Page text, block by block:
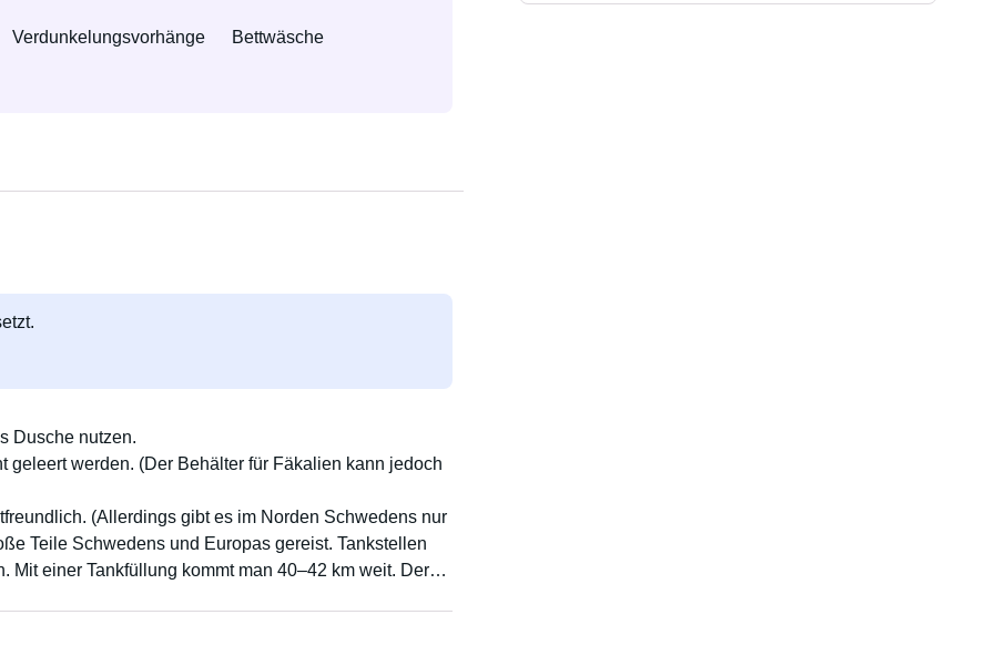
Verdunkelungsvorhänge
Bettwäsche
Dusche nutzen.
geleert werden. (Der Behälter für Fäkalien kann jedoch
(Allerdings gibt es im Norden Schwedens nur
Teile Schwedens und Europas gereist. Tankstellen
Mit einer Tankfüllung kommt man 40–42 km weit. Der